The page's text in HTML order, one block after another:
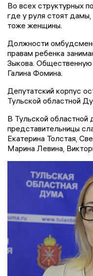
Во всех структурных
где у руля стоят
тоже женщины.
Должности
правам ребенка
Зыкова. Общественную
Галина Фомина.
Депутатский корпус
Тульской областной
В Тульской областной
представительницы
Екатерина Толстая,
Марина Левина,